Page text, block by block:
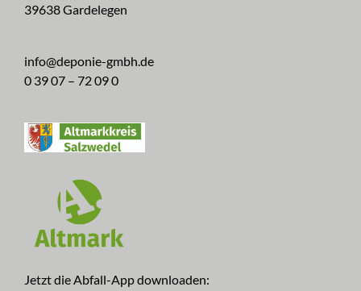
39638 Gardelegen
info@deponie-gmbh.de
0 39 07 – 72 09 0
Jetzt die Abfall-App downloaden: